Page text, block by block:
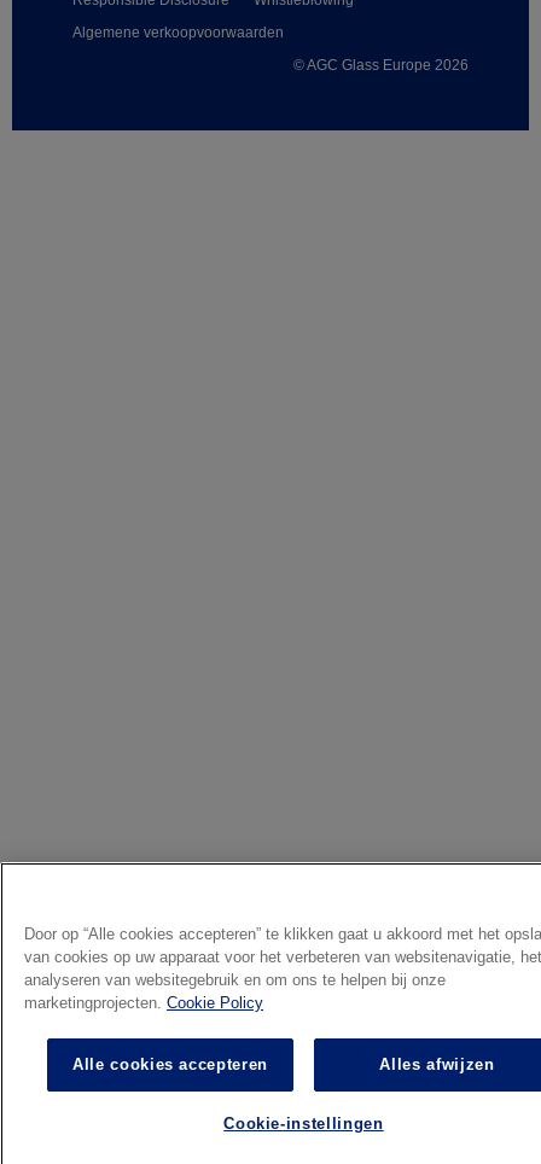
© AGC Glass Europe 2026
Algemene verkoopvoorwaarden
Door op “Alle cookies accepteren” te klikken gaat u akkoord met het
van cookies op uw apparaat voor het verbeteren van websitenavigatie, het
analyseren van websitegebruik en om ons te helpen bij onze
marketingprojecten. Cookie Policy
Alle cookies accepteren Alles afwijzen
Cookie-instellingen